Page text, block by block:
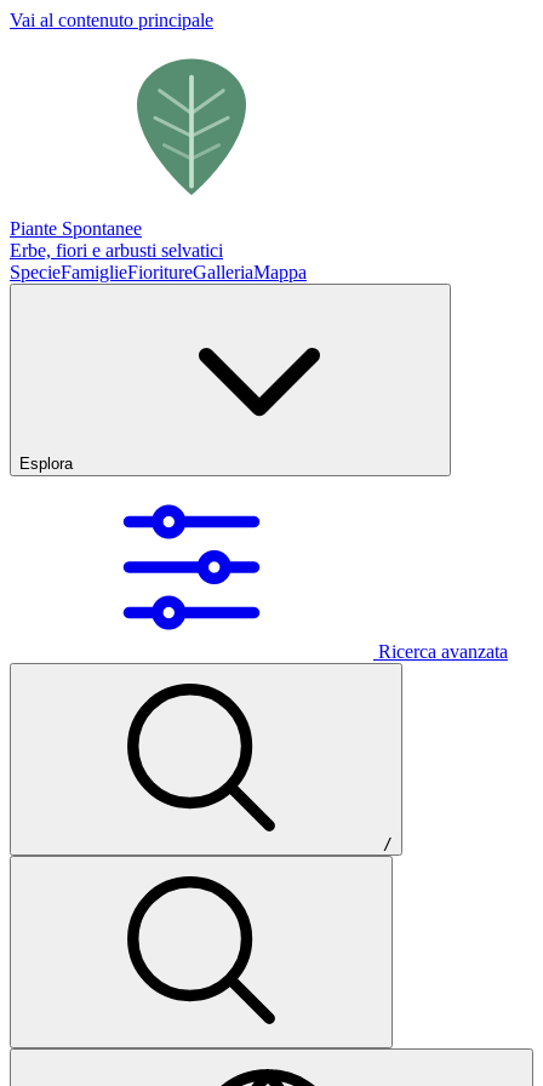
Vai al contenuto principale
Piante Spontanee
Erbe, fiori e arbusti selvatici
SpecieFamiglieFioritureGalleriaMappa
Esplora
Ricerca avanzata
/